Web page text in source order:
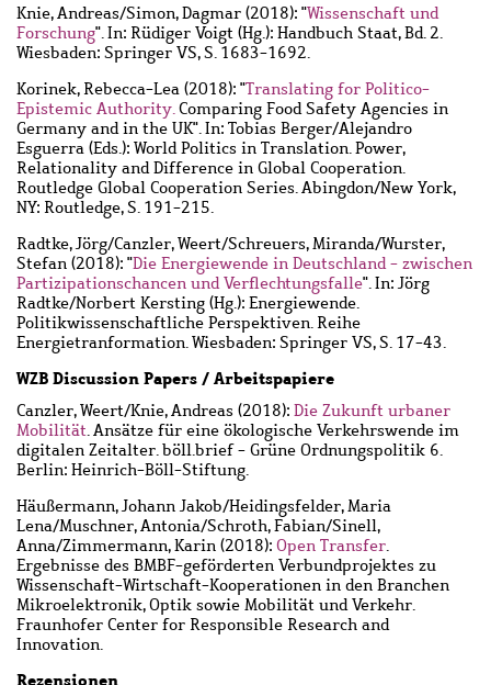
Knie, Andreas/Simon, Dagmar (2018): "Wissenschaft und
Forschung". In: Rüdiger Voigt (Hg.): Handbuch Staat, Bd. 2.
Wiesbaden: Springer VS, S. 1683-1692.
Korinek, Rebecca-Lea (2018): "Translating for Politico-
Epistemic Authority.Comparing Food Safety Agencies in
Germany and in the UK". In: Tobias Berger/Alejandro
Esguerra (Eds.): World Politics in Translation. Power,
Relationality and Difference in Global Cooperation.
Routledge Global Cooperation Series. Abingdon/New York,
NY: Routledge, S. 191-215.
Radtke, Jörg/Canzler, Weert/Schreuers, Miranda/Wurster,
Stefan (2018): "Die Energiewende in Deutschland - zwischen
Partizipationschancen und Verflechtungsfalle". In: Jörg
Radtke/Norbert Kersting (Hg.): Energiewende.
Politikwissenschaftliche Perspektiven. Reihe
Energietranformation. Wiesbaden: Springer VS, S. 17-43.
WZB Discussion Papers / Arbeitspapiere
Canzler, Weert/Knie, Andreas (2018): Die Zukunft urbaner
Mobilität. Ansätze für eine ökologische Verkehrswende im
digitalen Zeitalter. böll.brief - Grüne Ordnungspolitik 6.
Berlin: Heinrich-Böll-Stiftung.
Häußermann, Johann Jakob/Heidingsfelder, Maria
Lena/Muschner, Antonia/Schroth, Fabian/Sinell,
Anna/Zimmermann, Karin (2018): Open Transfer.
Ergebnisse des BMBF-geförderten Verbundprojektes zu
Wissenschaft-Wirtschaft-Kooperationen in den Branchen
Mikroelektronik, Optik sowie Mobilität und Verkehr.
Fraunhofer Center for Responsible Research and
Innovation.